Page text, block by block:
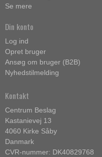
Se mere
Din konto
Log ind
Opret bruger
Ansøg om bruger (B2B)
Nyhedstilmelding
Kontakt
Centrum Beslag
Kastanievej 13
4060 Kirke Såby
Danmark
CVR-nummer: DK40829768